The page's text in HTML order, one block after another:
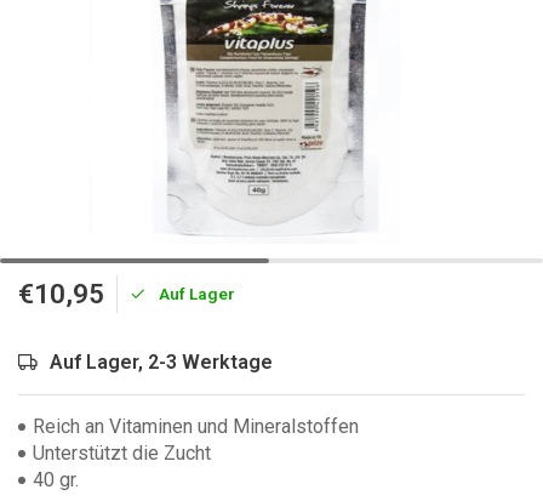
€10,95 Auf Lager
Auf Lager, 2-3 Werktage
Reich an Vitaminen und Mineralstoffen
Unterstützt die Zucht
40 gr.